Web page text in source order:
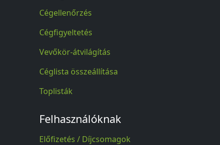
Cégellenőrzés
Cégfigyeltetés
Vevőkör-átvilágítás
Céglista összeállítása
Toplisták
Felhasználóknak
Előfizetés / Díjcsomagok